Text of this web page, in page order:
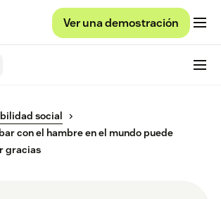
Ver una demostración
social
con el hambre en el mundo puede
gracias